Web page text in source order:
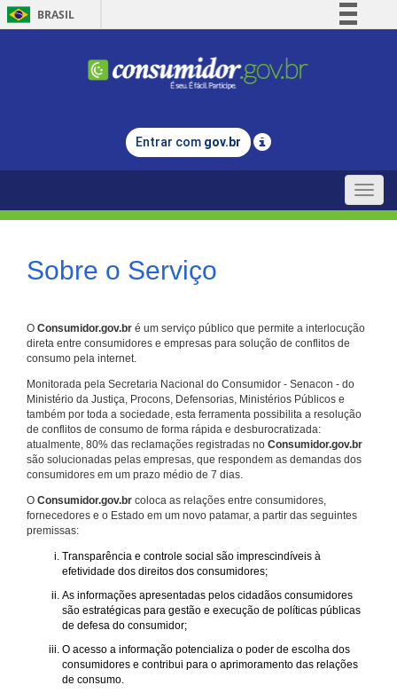
BRASIL
Comunica BR
Legislação
Entrar com gov.br
Toggle
Sobre o Serviço
O Consumidor.gov.br é um serviço público que permite a interlocução
direta entre consumidores e empresas para solução de conflitos de
consumo pela internet.
Monitorada pela Secretaria Nacional do Consumidor - Senacon - do
Ministério da Justiça, Procons, Defensorias, Ministérios Públicos e
também por toda a sociedade, esta ferramenta possibilita a resolução
de conflitos de consumo de forma rápida e desburocratizada:
atualmente, 80% das reclamações registradas no Consumidor.gov.br
são solucionadas pelas empresas, que respondem as demandas dos
consumidores em um prazo médio de 7 dias.
O Consumidor.gov.br coloca as relações entre consumidores,
fornecedores e o Estado em um novo patamar, a partir das seguintes
premissas:
Transparência e controle social são imprescindíveis à
efetividade dos direitos dos consumidores;
As informações apresentadas pelos cidadãos consumidores
são estratégicas para gestão e execução de políticas públicas
de defesa do consumidor;
O acesso a informação potencializa o poder de escolha dos
consumidores e contribui para o aprimoramento das relações
de consumo.